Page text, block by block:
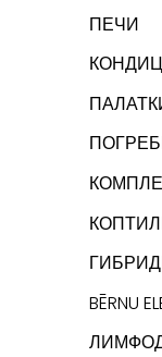
ПЕЧИ
BĒRNU